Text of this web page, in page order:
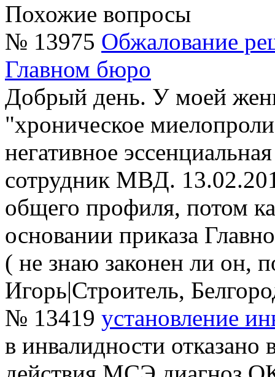
Похожие вопросы
№ 13975 Обжалование
Главном бюро
Добрый день. У моей
"хроническое
негативное
сотрудник МВД.
общего профиля, потом
основании приказа
( не знаю законен ли он,
Игорь|Строитель,
№ 13419 установление
в инвалидности